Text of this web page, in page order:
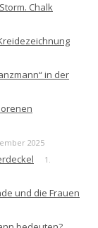
Chalk
in der
2025
1.
und die Frauen